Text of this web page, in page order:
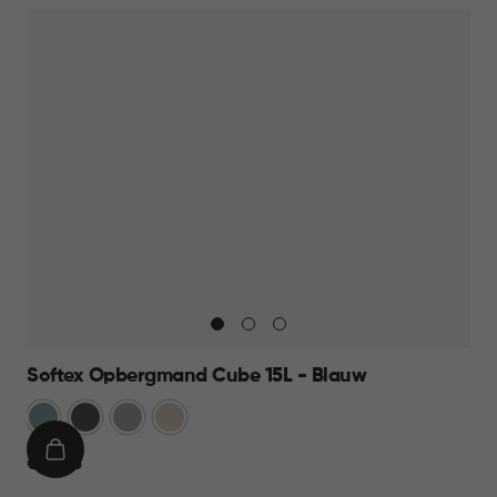
Softex Opbergmand Cube 15L - Blauw
BlauwAntraciet
TaupeBeige
€
€ 10,95
IN